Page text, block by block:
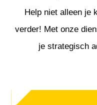
Help niet alleen je
verder! Met onze
je strategisch